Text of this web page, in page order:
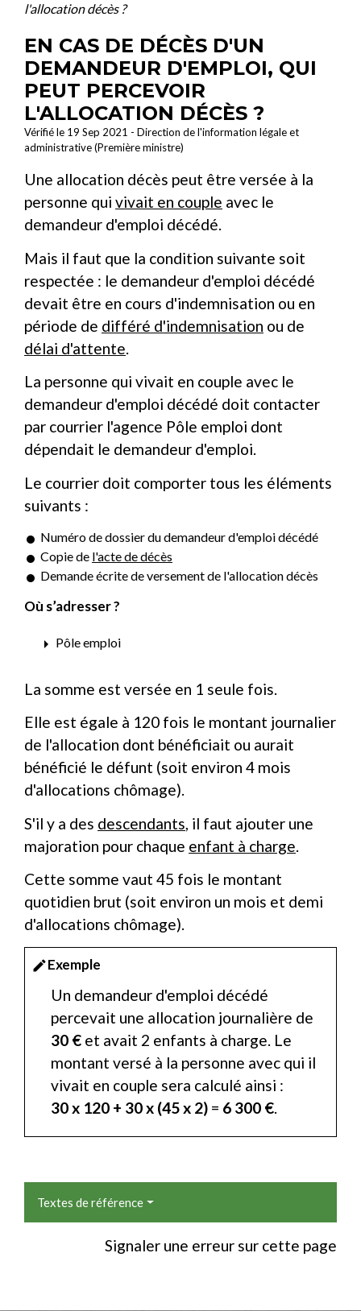
l'allocation décès ?
EN CAS DE DÉCÈS D'UN
DEMANDEUR D'EMPLOI, QUI
PEUT PERCEVOIR
L'ALLOCATION DÉCÈS ?
Vérifié le 19 Sep 2021 - Direction de l'information légale et
administrative (Première ministre)
Une allocation décès peut être versée à la
personne qui vivait en couple avec le
demandeur d'emploi décédé.
Mais il faut que la condition suivante soit
respectée : le demandeur d'emploi décédé
devait être en cours d'indemnisation ou en
période de différé d'indemnisation ou de
délai d'attente.
La personne qui vivait en couple avec le
demandeur d'emploi décédé doit contacter
par courrier l'agence Pôle emploi dont
dépendait le demandeur d'emploi.
Le courrier doit comporter tous les éléments
suivants :
Numéro de dossier du demandeur d'emploi décédé
Copie de l'acte de décès
Demande écrite de versement de l'allocation décès
Où s’adresser ?
arrow_right Pôle emploi
La somme est versée en 1 seule fois.
Elle est égale à 120 fois le montant journalier
de l'allocation dont bénéficiait ou aurait
bénéficié le défunt (soit environ 4 mois
d'allocations chômage).
S'il y a des descendants, il faut ajouter une
majoration pour chaque enfant à charge.
Cette somme vaut 45 fois le montant
quotidien brut (soit environ un mois et demi
d'allocations chômage).
editExemple
Un demandeur d'emploi décédé
percevait une allocation journalière de
30 € et avait 2 enfants à charge. Le
montant versé à la personne avec qui il
vivait en couple sera calculé ainsi :
30 x 120 + 30 x (45 x 2) = 6 300 €
Textes de référence
Signaler une erreur sur cette page